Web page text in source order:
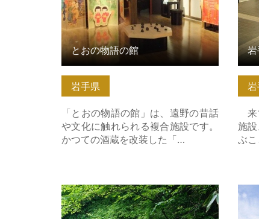
岩手県
「とおの物語の館」は、遠野の昔話
や文化に触れられる複合施設です。
かつての酒蔵を改装した「…
とおの物語の館
来
施
ぶ
安家洞 の詳細はこちら
上外
ら